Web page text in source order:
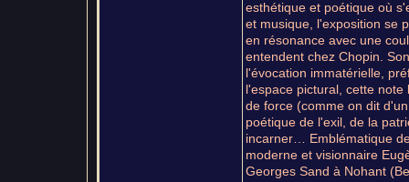
esthétique et poétique où
et musique, l'exposition se
en résonance avec une
entendent chez Chopin.
l'évocation immatérielle,
l'espace pictural, cette
de force (comme on dit
poétique de l'exil, de la
incarner… Emblématique
moderne et visionnaire
Georges Sand à Nohant